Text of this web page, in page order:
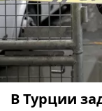
В Турции